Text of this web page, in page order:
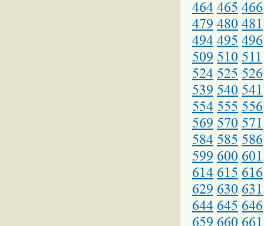
464 465 466
479 480 481
494 495 496
509 510 511
524 525 526
539 540 541
554 555 556
569 570 571
584 585 586
599 600 601
614 615 616
629 630 631
644 645 646
659 660 661